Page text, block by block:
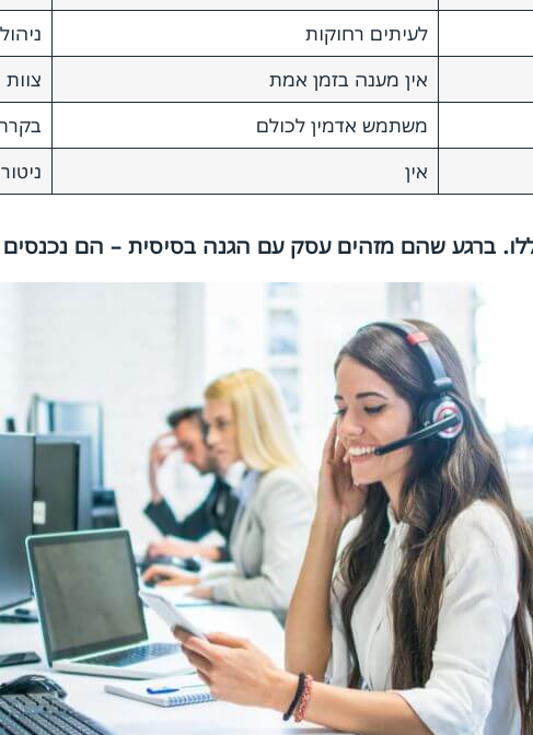
לעיתים רחוקות
אין מענה בזמן אמת
צוות
משתמש אדמין לכולם
אין
ברגע שהם מזהים עסק עם הגנה בסיסית – הם